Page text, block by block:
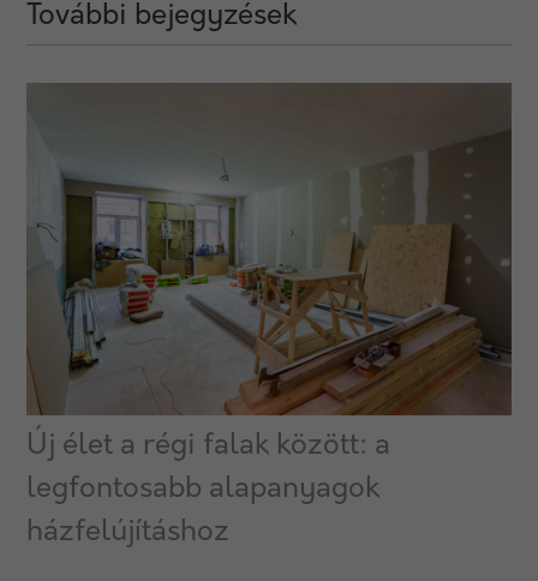
További bejegyzések
Új élet a régi falak között: a
legfontosabb alapanyagok
házfelújításhoz